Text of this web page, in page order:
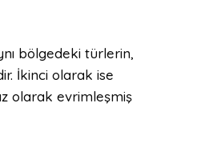
bölgedeki türlerin,
İkinci olarak ise
olarak evrimleşmiş